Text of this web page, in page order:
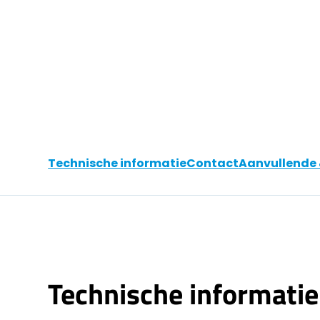
Technische informatieContact
Technische informatie